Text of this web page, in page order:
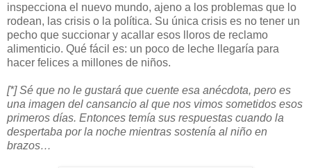
inspecciona el nuevo mundo, ajeno a los problemas que lo
rodean, las crisis o la política. Su única crisis es no tener un
pecho que succionar y acallar esos lloros de reclamo
alimenticio. Qué fácil es: un poco de leche llegaría para
hacer felices a millones de niños.
[*] Sé que no le gustará que cuente esa anécdota, pero es
una imagen del cansancio al que nos vimos sometidos esos
primeros días. Entonces temía sus respuestas cuando la
despertaba por la noche mientras sostenía al niño en
brazos…